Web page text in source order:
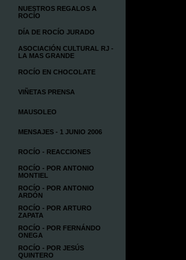
NUESTROS REGALOS A
ROCÍO
DÍA DE ROCÍO JURADO
ASOCIACIÓN CULTURAL RJ -
LA MAS GRANDE
ROCÍO EN CHOCOLATE
VIÑETAS PRENSA
MAUSOLEO
MENSAJES - 1 JUNIO 2006
ROCÍO - REACCIONES
ROCÍO - POR ANTONIO
MONTIEL
ROCÍO - POR ANTONIO
ARDÓN
ROCÍO - POR ARTURO
ZAPATA
ROCÍO - POR FERNÁNDO
ONEGA
ROCÍO - POR JESÚS
QUINTERO